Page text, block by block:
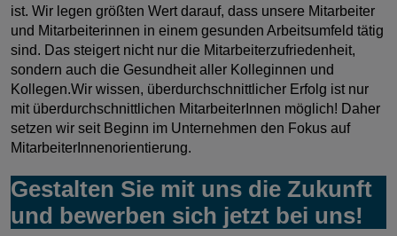
ist. Wir legen größten Wert darauf, dass unsere Mitarbeiter
und Mitarbeiterinnen in einem gesunden Arbeitsumfeld tätig
sind. Das steigert nicht nur die Mitarbeiterzufriedenheit,
sondern auch die Gesundheit aller Kolleginnen und
Kollegen.Wir wissen, überdurchschnittlicher Erfolg ist nur
mit überdurchschnittlichen MitarbeiterInnen möglich! Daher
setzen wir seit Beginn im Unternehmen den Fokus auf
MitarbeiterInnenorientierung.
Gestalten Sie mit uns die Zukunft
und bewerben sich jetzt bei uns!